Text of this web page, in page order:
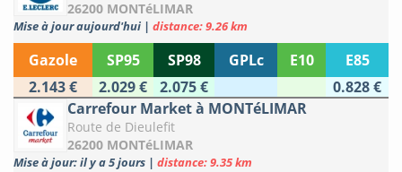
26200 MONTéLIMAR
Mise à jour aujourd'hui | distance: 9.26 km
Gazole SP95 SP98 GPLc E10
E85
2.143 €
2.029 € 2.075 €
0.828 €
Carrefour Market à MONTéLIMAR
Route de Dieulefit
26200 MONTéLIMAR
Mise à jour: il y a 5 jours | distance: 9.35 km